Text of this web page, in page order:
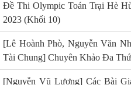
Đề Thi Olympic Toán Trại Hè
2023 (Khối 10)
[Lê Hoành Phò, Nguyễn Văn
Tài Chung] Chuyên Khảo Đa
[Nguyễn Vũ Lương] Các Bài